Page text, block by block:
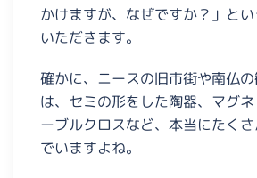
かけますが、なぜですか？」と
いただきます。
確かに、ニースの旧市街や南仏
は、セミの形をした陶器、マグ
ーブルクロスなど、本当にたく
でいますよね。